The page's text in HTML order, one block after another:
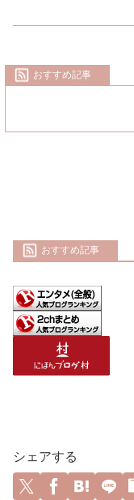
おすすめ記事
おすすめ記事
シェアする